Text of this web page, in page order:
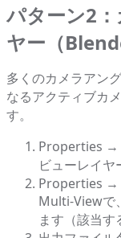
パターン2
ヤー（
多くのカメラアン
なるアクティブカ
す。
Properties →
ビューレイヤ
Properties
Multi-Viewで
ます（該当す